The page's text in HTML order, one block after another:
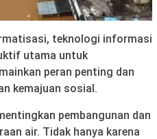
teknologi informasi
utama untuk
peran penting dan
kemajuan sosial.
pembangunan dan
air. Tidak hanya karena